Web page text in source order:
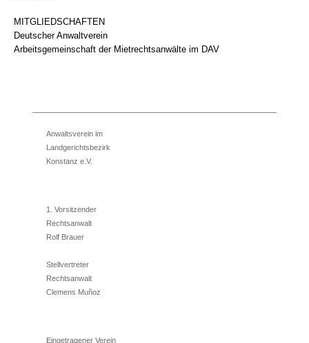
MITGLIEDSCHAFTEN
Deutscher Anwaltverein
Arbeitsgemeinschaft der Mietrechtsanwälte im DAV
Anwaltsverein im
Landgerichtsbezirk
Konstanz e.V.
1. Vorsitzender
Rechtsanwalt
Rolf Brauer
Stellvertreter
Rechtsanwalt
Clemens Muñoz
Eingetragener Verein